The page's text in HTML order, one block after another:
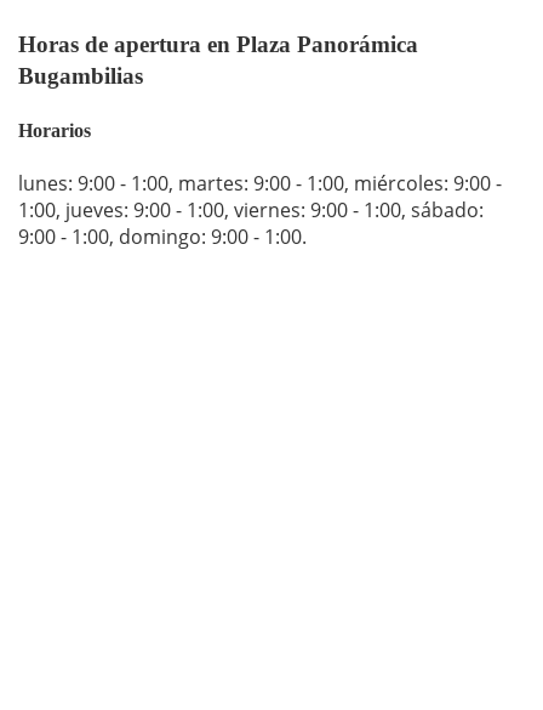
Horas de apertura en Plaza Panorámica
Bugambilias
Horarios
lunes: 9:00 - 1:00, martes: 9:00 - 1:00, miércoles: 9:00 -
1:00, jueves: 9:00 - 1:00, viernes: 9:00 - 1:00, sábado:
9:00 - 1:00, domingo: 9:00 - 1:00.